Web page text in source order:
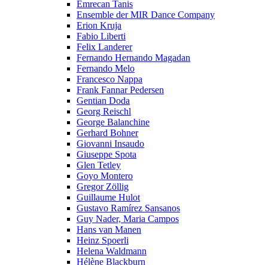
Emrecan Tanis
Ensemble der MIR Dance Company
Erion Kruja
Fabio Liberti
Felix Landerer
Fernando Hernando Magadan
Fernando Melo
Francesco Nappa
Frank Fannar Pedersen
Gentian Doda
Georg Reischl
George Balanchine
Gerhard Bohner
Giovanni Insaudo
Giuseppe Spota
Glen Tetley
Goyo Montero
Gregor Zöllig
Guillaume Hulot
Gustavo Ramírez Sansanos
Guy Nader, Maria Campos
Hans van Manen
Heinz Spoerli
Helena Waldmann
Hélène Blackburn